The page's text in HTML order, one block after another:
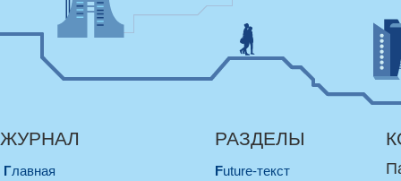
ЖУРНАЛ
Главная
РАЗДЕЛЫ
Future-текст